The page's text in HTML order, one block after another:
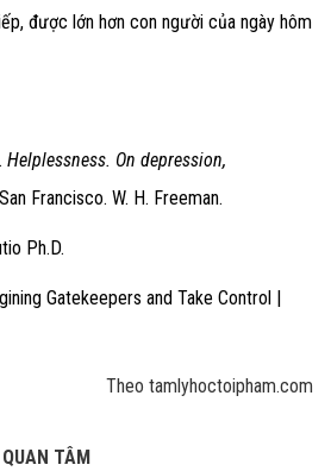
được lớn hơn con người của ngày hôm
Helplessness. On depression,
San Francisco. W. H. Freeman.
Ph.D.
Gatekeepers and Take Control |
Theo tamlyhoctoipham.com
TÂM